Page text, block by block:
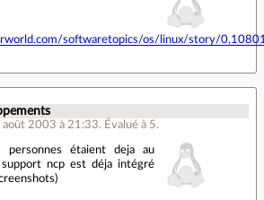
softwaretopics/os/linux/story/
août 2003 à 21:33. Évalué à 5.
personnes étaient deja au
ncp est déja intégré